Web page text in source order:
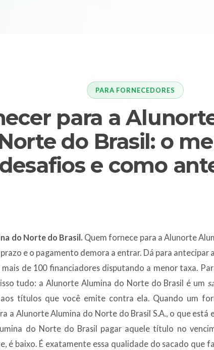
PARA FORNECEDORES
para a
do Brasil: o
desafios e como
do Norte do Brasil. Quem fornece para a Alunorte
e o pagamento demora a entrar. Dá para
de 100 financiadores disputando a menor taxa.
tudo: a Alunorte Alumina do Norte do Brasil é um
títulos que você emite contra ela. Quando um
a Alunorte Alumina do Norte do Brasil S.A., o que está
do Norte do Brasil pagar aquele título no
é baixo. É exatamente essa qualidade do sacado que